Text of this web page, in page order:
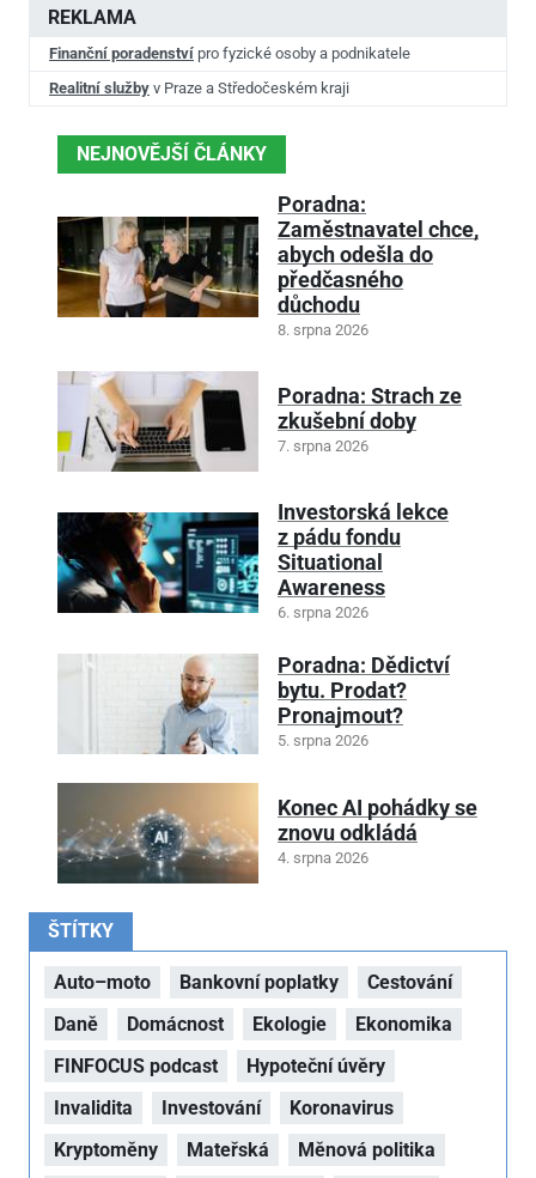
REKLAMA
Finanční poradenství pro fyzické osoby a podnikatele
Realitní služby v Praze a Středočeském kraji
NEJNOVĚJŠÍ ČLÁNKY
Poradna:
Zaměstnavatel chce,
abych odešla do
předčasného
důchodu
8. srpna 2026
Poradna: Strach ze
zkušební doby
7. srpna 2026
Investorská lekce
z pádu fondu
Situational
Awareness
6. srpna 2026
Poradna: Dědictví
bytu. Prodat?
Pronajmout?
5. srpna 2026
Konec AI pohádky se
znovu odkládá
4. srpna 2026
ŠTÍTKY
Auto–moto Bankovní poplatky
Cestování
Daně
Domácnost Ekologie
Ekonomika
FINFOCUS podcast
Hypoteční úvěry
Invalidita
Investování
Koronavirus
Kryptoměny
Mateřská
Měnová politika